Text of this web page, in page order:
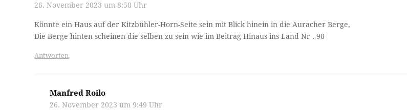
26. November 2023 um 8:50 Uhr
Könnte ein Haus auf der Kitzbühler-Horn-Seite sein mit Blick hinein in die Auracher Berge,
Die Berge hinten scheinen die selben zu sein wie im Beitrag Hinaus ins Land Nr . 90
Antworten
Manfred Roilo
26. November 2023 um 9:49 Uhr